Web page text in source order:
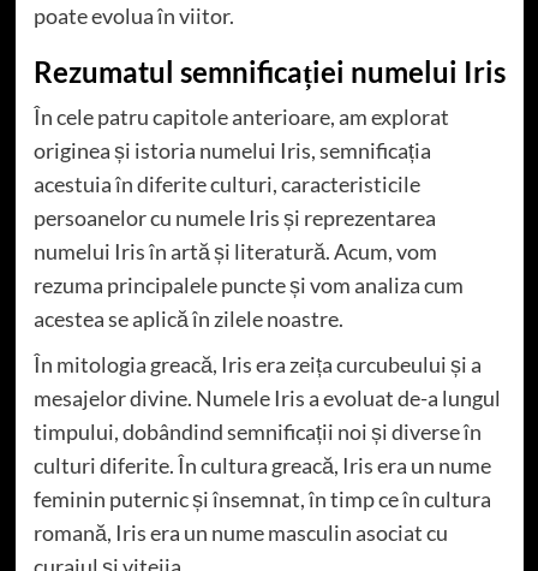
poate evolua în viitor.
Rezumatul semnificației numelui Iris
În cele patru capitole anterioare, am explorat
originea și istoria numelui Iris, semnificația
acestuia în diferite culturi, caracteristicile
persoanelor cu numele Iris și reprezentarea
numelui Iris în artă și literatură. Acum, vom
rezuma principalele puncte și vom analiza cum
acestea se aplică în zilele noastre.
În mitologia greacă, Iris era zeița curcubeului și a
mesajelor divine. Numele Iris a evoluat de-a lungul
timpului, dobândind semnificații noi și diverse în
culturi diferite. În cultura greacă, Iris era un nume
feminin puternic și însemnat, în timp ce în cultura
romană, Iris era un nume masculin asociat cu
curajul și vitejia.